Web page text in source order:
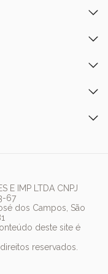
E IMP LTDA CNPJ
67
dos Campos, São
deste site é
reservados.